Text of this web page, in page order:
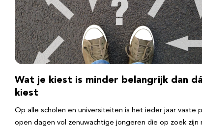
Wat je kiest is minder belangrijk dan
kiest
Op alle scholen en universiteiten is het ieder jaar vaste
open dagen vol zenuwachtige jongeren die op zoek zijn